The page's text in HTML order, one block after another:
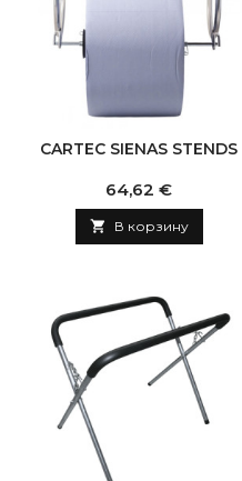
CARTEC SIENAS STENDS
Цена
64,62 €
 В корзину